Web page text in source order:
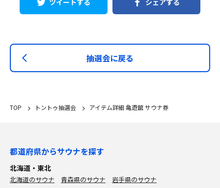
ツイートする シェアする
抽選会に戻る
TOP トントゥ抽選会 アイテム詳細 亀遊舘 サウナ券
都道府県からサウナを探す
北海道・東北
北海道のサウナ 青森県のサウナ
岩手県のサウナ